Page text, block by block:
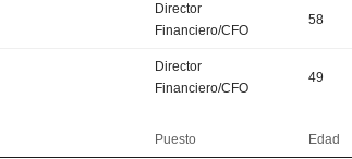
Director
Financiero/CFO
58
Director
Financiero/CFO
49
Puesto Edad